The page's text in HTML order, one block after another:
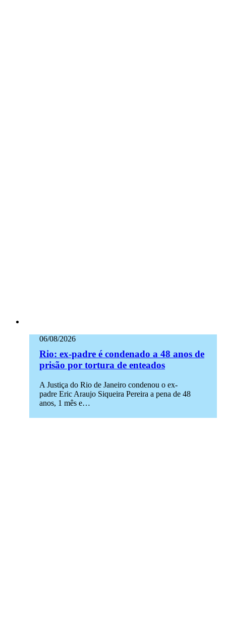
06/08/2026
Rio: ex-padre é condenado a 48 anos de
prisão por tortura de enteados
A Justiça do Rio de Janeiro condenou o ex-
padre Eric Araujo Siqueira Pereira a pena de 48
anos, 1 mês e…